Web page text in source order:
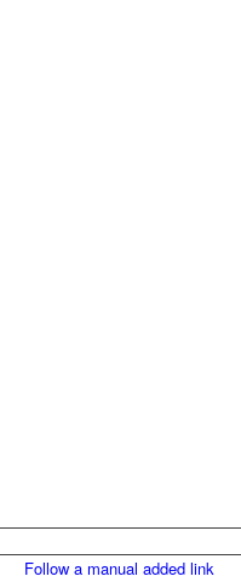
Follow a manual added link